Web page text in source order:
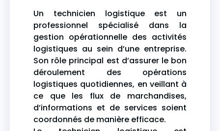
Un technicien logistique est un
professionnel spécialisé dans la
gestion opérationnelle des activités
logistiques au sein d’une entreprise.
Son rôle principal est d’assurer le bon
déroulement des opérations
logistiques quotidiennes, en veillant à
ce que les flux de marchandises,
d’informations et de services soient
coordonnés de manière efficace.